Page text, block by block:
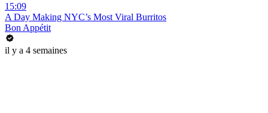
15:09
A Day Making NYC’s Most Viral Burritos
Bon Appétit
il y a 4 semaines